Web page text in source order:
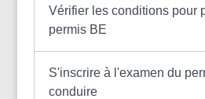
Vérifier les conditions pour
permis BE
S'inscrire à l'examen du
conduire